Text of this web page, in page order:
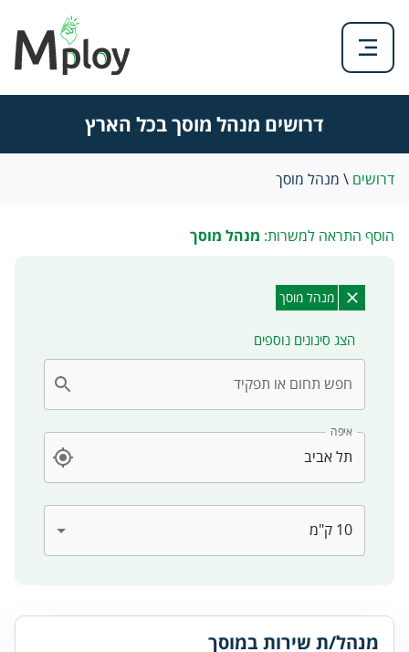
דרושים מנהל מוסך בכל הארץ
דרושים \ מנהל מוסך
הוסף התראה למשרות: מנהל מוסך
מנהל מוסך
הצג סינונים נוספים
חפש תחום או תפקיד
איפה
מנהל/ת שירות במוסך